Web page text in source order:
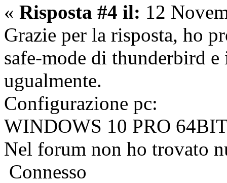
« Risposta #4 il: 12
Grazie per la risposta, ho
safe-mode di thunderbird
ugualmente.
Configurazione pc:
WINDOWS 10 PRO
Nel forum non ho trovato
Connesso